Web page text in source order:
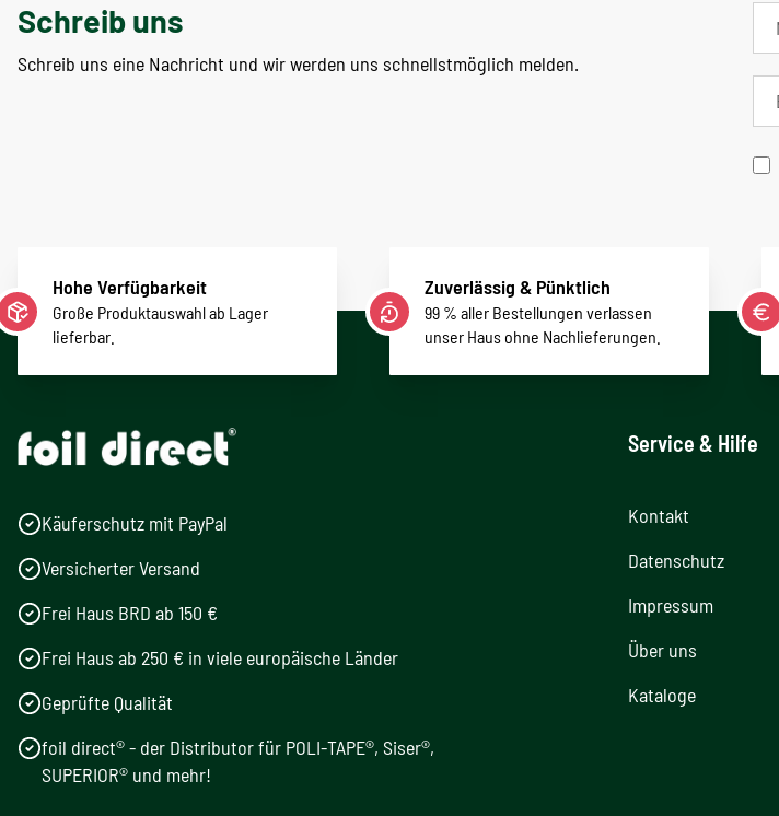
Schreib uns
Schreib uns eine Nachricht und wir werden uns schnellstmöglich melden.
Hohe Verfügbarkeit
Große Produktauswahl ab Lager
lieferbar.
Zuverlässig & Pünktlich
99 % aller Bestellungen verlassen
unser Haus ohne Nachlieferungen.
Käuferschutz mit PayPal
Versicherter Versand
Frei Haus BRD ab 150 €
Frei Haus ab 250 € in viele europäische Länder
Geprüfte Qualität
foil direct® - der Distributor für POLI-TAPE®, Siser®,
SUPERIOR® und mehr!
Service & Hilfe
Kontakt
Datenschutz
Impressum
Über uns
Kataloge